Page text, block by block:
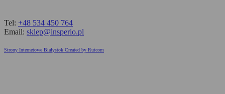
Tel: +48 534 450 764
Email: sklep@insperio.pl
Strony Internetowe Białystok Created by Rutcom